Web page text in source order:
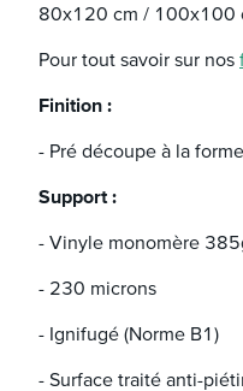
80x120 cm / 100x100
Pour tout savoir sur nos
Finition :
- Pré découpe à la forme
Support :
- Vinyle monomère
- 230 microns
- Ignifugé (Norme B1)
- Surface traité anti-